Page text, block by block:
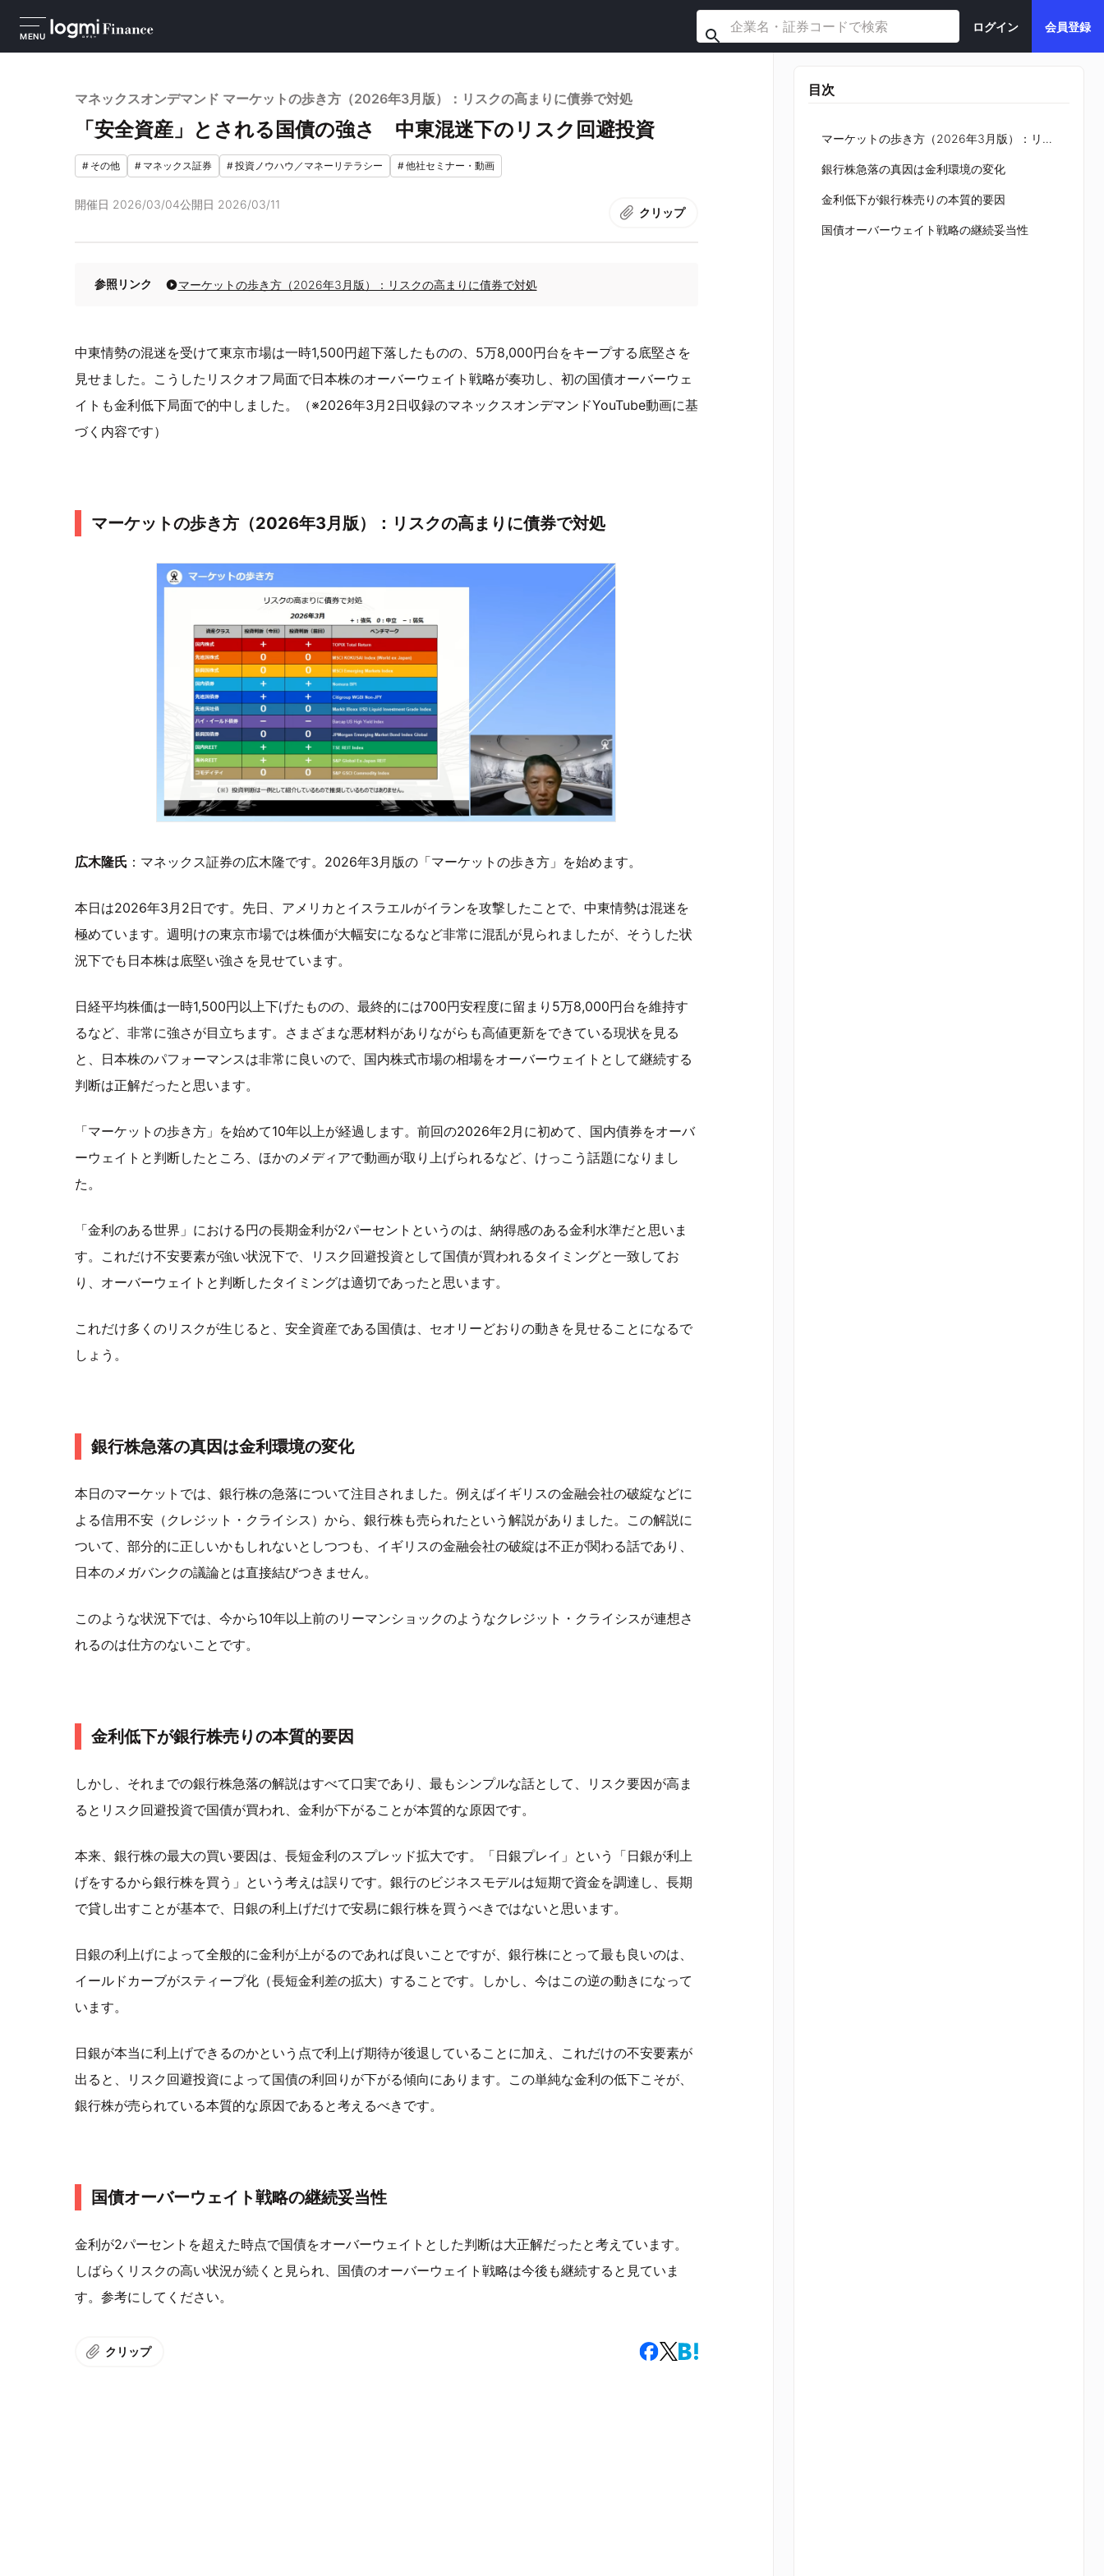
MENU
ログイン 会員登録
マネックスオンデマンド マーケットの歩き方（2026年3月版）：リスクの高まりに債券で対処
「安全資産」とされる国債の強さ 中東混迷下のリスク回避投資
# その他 # マネックス証券 #投資ノウハウ／マネーリテラシー #他社セミナー・動画
開催日 2026/03/04公開日 2026/03/11
クリップ
参照リンク マーケットの歩き方（2026年3月版）：リスクの高まりに債券で対処
中東情勢の混迷を受けて東京市場は一時1,500円超下落したものの、5万8,000円台をキープする底堅さを
見せました。こうしたリスクオフ局面で日本株のオーバーウェイト戦略が奏功し、初の国債オーバーウェ
イトも金利低下局面で的中しました。（※2026年3月2日収録のマネックスオンデマンドYouTube動画に基
づく内容です）
マーケットの歩き方（2026年3月版）：リスクの高まりに債券で対処
広木隆氏 ：マネックス証券の広木隆です。2026年3月版の「マーケットの歩き方」を始めます。
本日は2026年3月2日です。先日、アメリカとイスラエルがイランを攻撃したことで、中東情勢は混迷を
極めています。週明けの東京市場では株価が大幅安になるなど非常に混乱が見られましたが、そうした状
況下でも日本株は底堅い強さを見せています。
日経平均株価は一時1,500円以上下げたものの、最終的には700円安程度に留まり5万8,000円台を維持す
るなど、非常に強さが目立ちます。さまざまな悪材料がありながらも高値更新をできている現状を見る
と、日本株のパフォーマンスは非常に良いので、国内株式市場の相場をオーバーウェイトとして継続する
判断は正解だったと思います。
「マーケットの歩き方」を始めて10年以上が経過します。前回の2026年2月に初めて、国内債券をオーバ
ーウェイトと判断したところ、ほかのメディアで動画が取り上げられるなど、けっこう話題になりまし
た。
「金利のある世界」における円の長期金利が2パーセントというのは、納得感のある金利水準だと思いま
す。これだけ不安要素が強い状況下で、リスク回避投資として国債が買われるタイミングと一致してお
り、オーバーウェイトと判断したタイミングは適切であったと思います。
これだけ多くのリスクが生じると、安全資産である国債は、セオリーどおりの動きを見せることになるで
しょう。
銀行株急落の真因は金利環境の変化
本日のマーケットでは、銀行株の急落について注目されました。例えばイギリスの金融会社の破綻などに
よる信用不安（クレジット・クライシス）から、銀行株も売られたという解説がありました。この解説に
ついて、部分的に正しいかもしれないとしつつも、イギリスの金融会社の破綻は不正が関わる話であり、
日本のメガバンクの議論とは直接結びつきません。
このような状況下では、今から10年以上前のリーマンショックのようなクレジット・クライシスが連想さ
れるのは仕方のないことです。
金利低下が銀行株売りの本質的要因
しかし、それまでの銀行株急落の解説はすべて口実であり、最もシンプルな話として、リスク要因が高ま
るとリスク回避投資で国債が買われ、金利が下がることが本質的な原因です。
本来、銀行株の最大の買い要因は、長短金利のスプレッド拡大です。「日銀プレイ」という「日銀が利上
げをするから銀行株を買う」という考えは誤りです。銀行のビジネスモデルは短期で資金を調達し、長期
で貸し出すことが基本で、日銀の利上げだけで安易に銀行株を買うべきではないと思います。
日銀の利上げによって全般的に金利が上がるのであれば良いことですが、銀行株にとって最も良いのは、
イールドカーブがスティープ化（長短金利差の拡大）することです。しかし、今はこの逆の動きになって
います。
日銀が本当に利上げできるのかという点で利上げ期待が後退していることに加え、これだけの不安要素が
出ると、リスク回避投資によって国債の利回りが下がる傾向にあります。この単純な金利の低下こそが、
銀行株が売られている本質的な原因であると考えるべきです。
国債オーバーウェイト戦略の継続妥当性
金利が2パーセントを超えた時点で国債をオーバーウェイトとした判断は大正解だったと考えています。
しばらくリスクの高い状況が続くと見られ、国債のオーバーウェイト戦略は今後も継続すると見ていま
す。参考にしてください。
クリップ
目次
マーケットの歩き方（2026年3月版）：リスクの高まりに債券で対処
銀行株急落の真因は金利環境の変化
金利低下が銀行株売りの本質的要因
国債オーバーウェイト戦略の継続妥当性